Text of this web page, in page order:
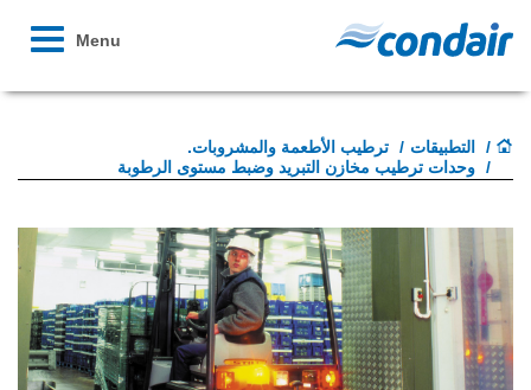
Toggle
Menu
التطبيقات
ترطيب الأطعمة والمشروبات.
وحدات ترطيب مخازن التبريد وضبط مستوى الرطوبة